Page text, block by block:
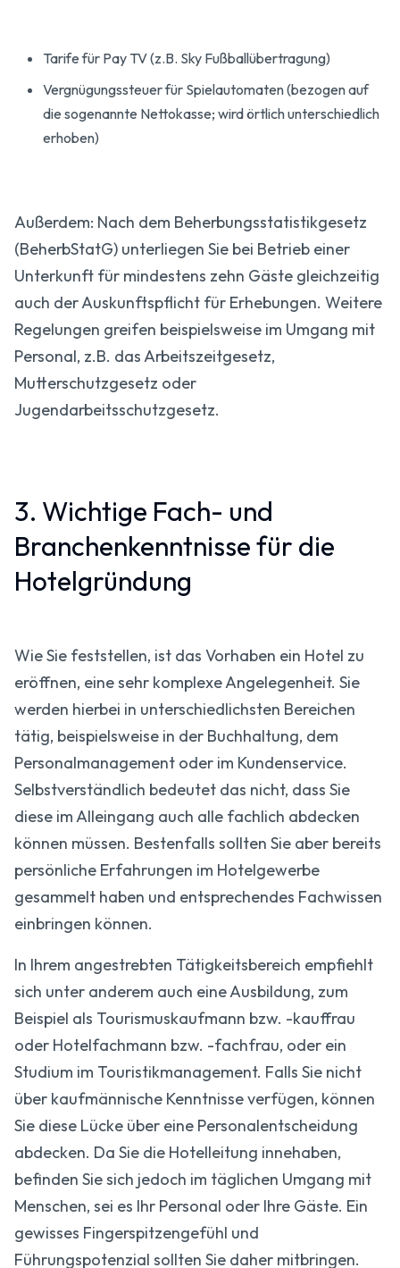
Tarife für Pay TV (z.B. Sky Fußballübertragung)
Vergnügungssteuer für Spielautomaten (bezogen auf
die sogenannte Nettokasse; wird örtlich unterschiedlich
erhoben)
Außerdem: Nach dem Beherbungsstatistikgesetz
(BeherbStatG) unterliegen Sie bei Betrieb einer
Unterkunft für mindestens zehn Gäste gleichzeitig
auch der Auskunftspflicht für Erhebungen. Weitere
Regelungen greifen beispielsweise im Umgang mit
Personal, z.B. das Arbeitszeitgesetz,
Mutterschutzgesetz oder
Jugendarbeitsschutzgesetz.
3. Wichtige Fach- und
Branchenkenntnisse für die
Hotelgründung
Wie Sie feststellen, ist das Vorhaben ein Hotel zu
eröffnen, eine sehr komplexe Angelegenheit. Sie
werden hierbei in unterschiedlichsten Bereichen
tätig, beispielsweise in der Buchhaltung, dem
Personalmanagement oder im Kundenservice.
Selbstverständlich bedeutet das nicht, dass Sie
diese im Alleingang auch alle fachlich abdecken
können müssen. Bestenfalls sollten Sie aber bereits
persönliche Erfahrungen im Hotelgewerbe
gesammelt haben und entsprechendes Fachwissen
einbringen können.
In Ihrem angestrebten Tätigkeitsbereich empfiehlt
sich unter anderem auch eine Ausbildung, zum
Beispiel als Tourismuskaufmann bzw. -kauffrau
oder Hotelfachmann bzw. -fachfrau, oder ein
Studium im Touristikmanagement. Falls Sie nicht
über kaufmännische Kenntnisse verfügen, können
Sie diese Lücke über eine Personalentscheidung
abdecken. Da Sie die Hotelleitung innehaben,
befinden Sie sich jedoch im täglichen Umgang mit
Menschen, sei es Ihr Personal oder Ihre Gäste. Ein
gewisses Fingerspitzengefühl und
Führungspotenzial sollten Sie daher mitbringen.